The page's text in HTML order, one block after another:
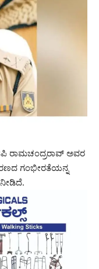
ರಾಮಚಂದ್ರರಾವ್ ಅವರ
ಗಂಭೀರತೆಯನ್ನ